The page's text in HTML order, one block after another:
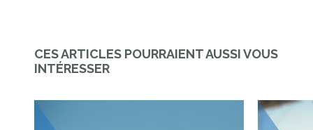
CES ARTICLES POURRAIENT AUSSI VOUS
INTÉRESSER